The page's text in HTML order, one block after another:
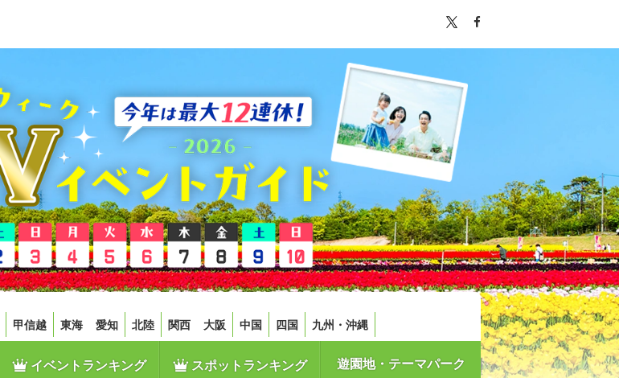
甲信越 東海 愛知 北陸 関西 大阪 中国 四国 九州・沖縄
イベントランキング スポットランキング 遊園地・テーマパーク